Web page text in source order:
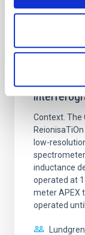
NÚMERO DE
Context. The
low-
inductance
operated at
meter APEX
operated until